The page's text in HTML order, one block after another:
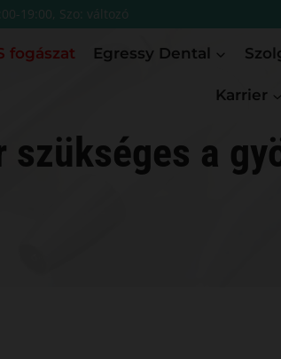
19:00, Szo: változó
fogászat Egressy Dental
Karrier
szükséges a